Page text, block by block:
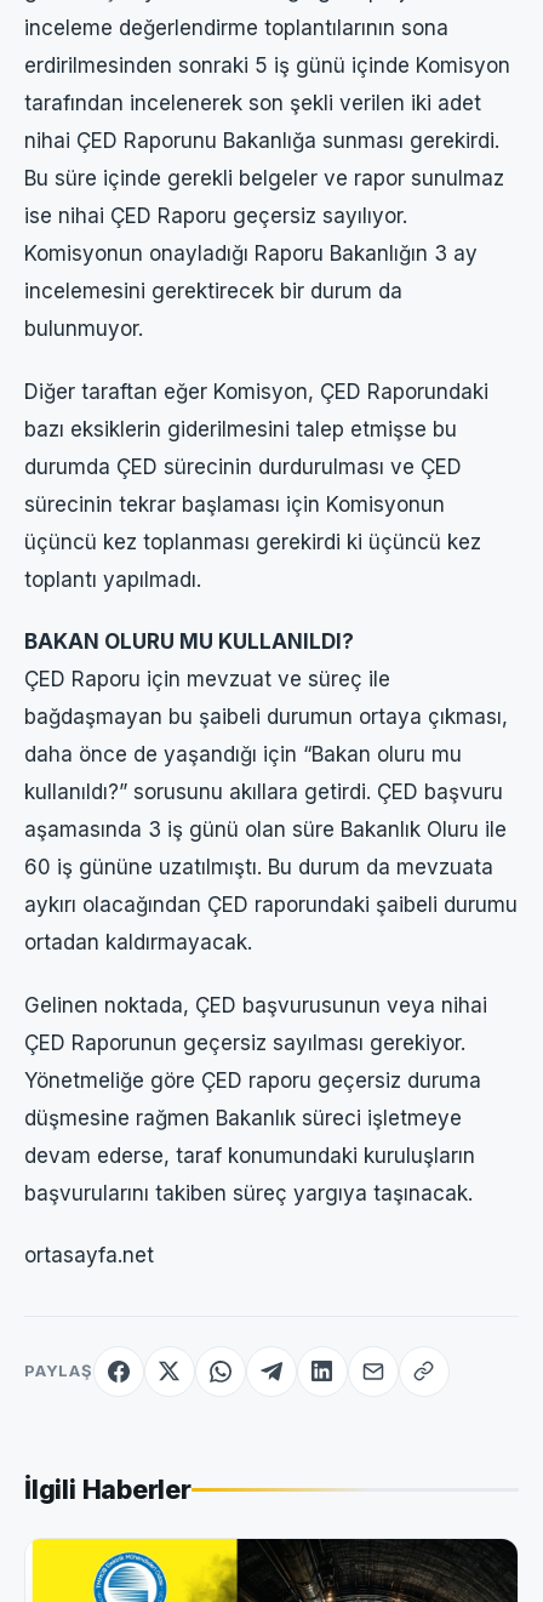
inceleme değerlendirme toplantılarının sona
erdirilmesinden sonraki 5 iş günü içinde Komisyon
tarafından incelenerek son şekli verilen iki adet
nihai ÇED Raporunu Bakanlığa sunması gerekirdi.
Bu süre içinde gerekli belgeler ve rapor sunulmaz
ise nihai ÇED Raporu geçersiz sayılıyor.
Komisyonun onayladığı Raporu Bakanlığın 3 ay
incelemesini gerektirecek bir durum da
bulunmuyor.
Diğer taraftan eğer Komisyon, ÇED Raporundaki
bazı eksiklerin giderilmesini talep etmişse bu
durumda ÇED sürecinin durdurulması ve ÇED
sürecinin tekrar başlaması için Komisyonun
üçüncü kez toplanması gerekirdi ki üçüncü kez
toplantı yapılmadı.
BAKAN OLURU MU KULLANILDI?
ÇED Raporu için mevzuat ve süreç ile
bağdaşmayan bu şaibeli durumun ortaya çıkması,
daha önce de yaşandığı için “Bakan oluru mu
kullanıldı?” sorusunu akıllara getirdi. ÇED başvuru
aşamasında 3 iş günü olan süre Bakanlık Oluru ile
60 iş gününe uzatılmıştı. Bu durum da mevzuata
aykırı olacağından ÇED raporundaki şaibeli durumu
ortadan kaldırmayacak.
Gelinen noktada, ÇED başvurusunun veya nihai
ÇED Raporunun geçersiz sayılması gerekiyor.
Yönetmeliğe göre ÇED raporu geçersiz duruma
düşmesine rağmen Bakanlık süreci işletmeye
devam ederse, taraf konumundaki kuruluşların
başvurularını takiben süreç yargıya taşınacak.
ortasayfa.net
PAYLAŞ
İlgili Haberler